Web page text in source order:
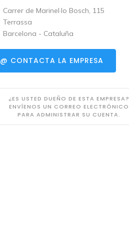
Carrer de Marinel·lo Bosch, 115
Terrassa
Barcelona - Cataluña
@ CONTACTA LA EMPRESA
¿ES USTED DUEÑO DE ESTA EMPRESA?
ENVÍENOS UN CORREO ELECTRÓNICO
PARA ADMINISTRAR SU CUENTA.